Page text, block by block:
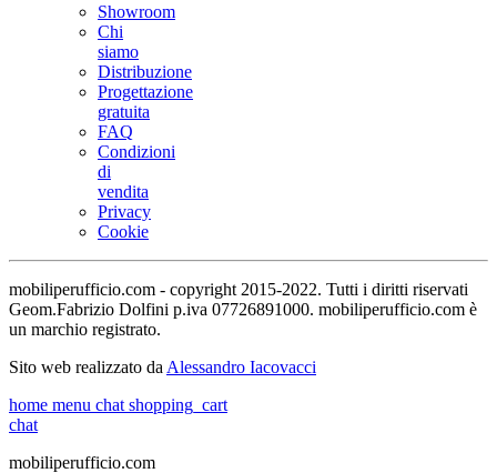
Showroom
Chi
siamo
Distribuzione
Progettazione
gratuita
FAQ
Condizioni
di
vendita
Privacy
Cookie
mobiliperufficio.com - copyright 2015-2022. Tutti i diritti riservati
Geom.Fabrizio Dolfini p.iva 07726891000. mobiliperufficio.com è
un marchio registrato.
Sito web realizzato da Alessandro Iacovacci
home menu chat shopping_cart
chat
mobiliperufficio.com